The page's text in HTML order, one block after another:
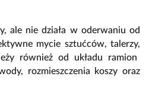
ale nie działa w oderwaniu od
mycie sztućców, talerzy,
również od układu ramion
rozmieszczenia koszy oraz